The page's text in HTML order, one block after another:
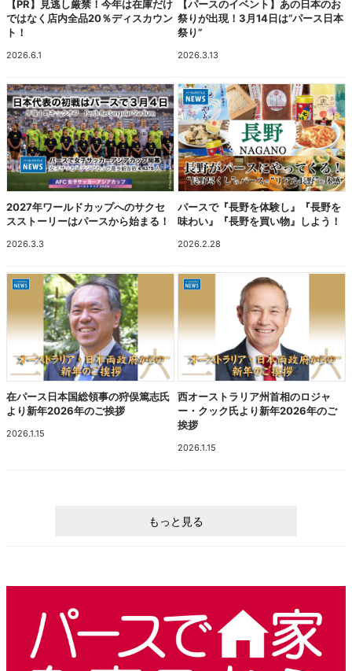
【PR】見逃し厳禁！今年は在庫だけ
ではなく店内全品20％ディスカウン
ト！
2026.6.1
【パースのイベント】あの日本のお
祭りが出現！3月14日は“パース日本
祭り”
2026.3.13
2027年ワールドカップへのサクセ
スストーリーはパースから始まる！
2026.3.3
パースで『長野を体験し』『長野を
味わい』『長野を買い物』しよう！
2026.2.28
在パース日本国総領事の狩俣篤志氏
より新年2026年のご挨拶
2026.1.15
西オーストラリア州首相のロジャ
ー・クック氏より新年2026年のご
挨拶
2026.1.15
もっと見る